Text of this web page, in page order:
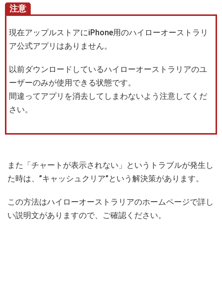
注意
現在アップルストアにiPhone用のハイローオーストラリ
ア公式アプリはありません。
以前ダウンロードしているハイローオーストラリアのユ
ーザーのみが使用できる状態です。
間違ってアプリを消去してしまわないよう注意してくだ
さい。
また「チャートが表示されない」というトラブルが発生し
た時は、”キャッシュクリア”という解決策があります。
この方法はハイローオーストラリアのホームページで詳し
い説明文がありますので、ご確認ください。